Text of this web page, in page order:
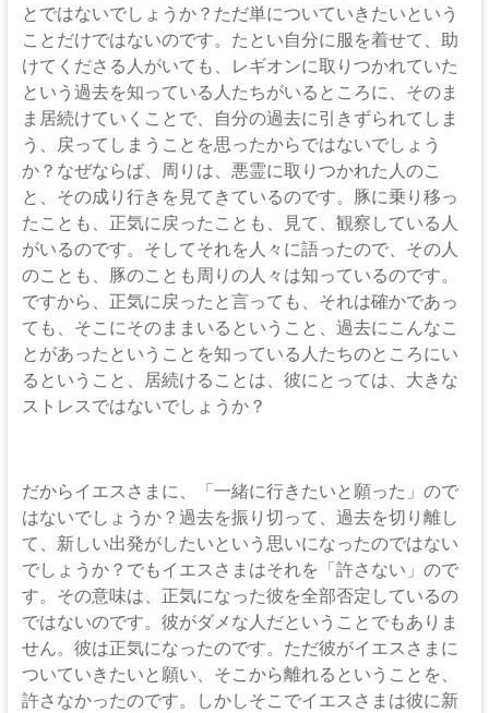
とではないでしょうか？ただ単についていきたいという
ことだけではないのです。たとい自分に服を着せて、助
けてくださる人がいても、レギオンに取りつかれていた
という過去を知っている人たちがいるところに、そのま
ま居続けていくことで、自分の過去に引きずられてしま
う、戻ってしまうことを思ったからではないでしょう
か？なぜならば、周りは、悪霊に取りつかれた人のこ
と、その成り行きを見てきているのです。豚に乗り移っ
たことも、正気に戻ったことも、見て、観察している人
がいるのです。そしてそれを人々に語ったので、その人
のことも、豚のことも周りの人々は知っているのです。
ですから、正気に戻ったと言っても、それは確かであっ
ても、そこにそのままいるということ、過去にこんなこ
とがあったということを知っている人たちのところにい
るということ、居続けることは、彼にとっては、大きな
ストレスではないでしょうか？
だからイエスさまに、「一緒に行きたいと願った」ので
はないでしょうか？過去を振り切って、過去を切り離し
て、新しい出発がしたいという思いになったのではない
でしょうか？でもイエスさまはそれを「許さない」ので
す。その意味は、正気になった彼を全部否定しているの
ではないのです。彼がダメな人だということでもありま
せん。彼は正気になったのです。ただ彼がイエスさまに
ついていきたいと願い、そこから離れるということを、
許さなかったのです。しかしそこでイエスさまは彼に新